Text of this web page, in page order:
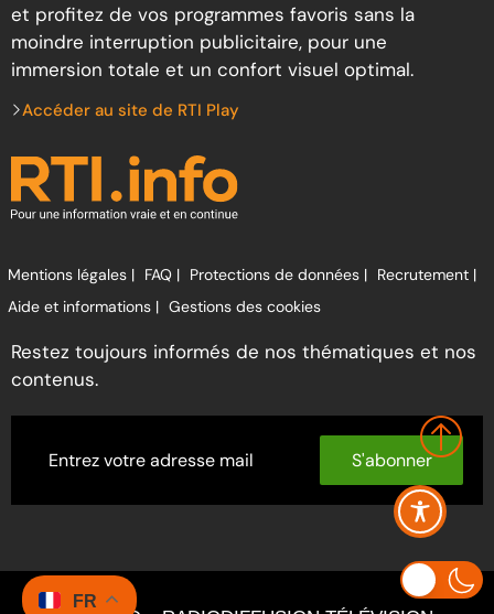
et profitez de vos programmes favoris sans la
moindre interruption publicitaire, pour une
immersion totale et un confort visuel optimal.
Accéder au site de RTI Play
Mentions légales | FAQ | Protections de données | Recrutement |
Aide et informations | Gestions des cookies
Restez toujours informés de nos thématiques et nos
contenus.
S'abonner
FR